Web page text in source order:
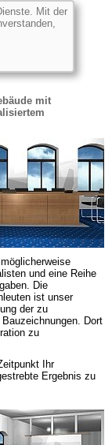
mit
und eine Reihe
Die
ist unser
der zu
Dort
zu
Ihr
Ergebnis zu
Mit der